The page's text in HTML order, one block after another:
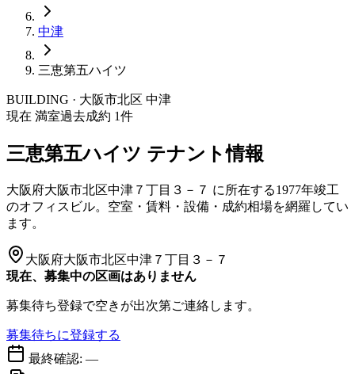
中津
三恵第五ハイツ
BUILDING · 大阪市北区 中津
現在 満室過去成約 1件
三恵第五ハイツ テナント情報
大阪府大阪市北区中津７丁目３－７ に所在する1977年竣工
のオフィスビル。空室・賃料・設備・成約相場を網羅してい
ます。
大阪府大阪市北区中津７丁目３－７
現在、募集中の区画はありません
募集待ち登録で空きが出次第ご連絡します。
募集待ちに登録する
最終確認: —